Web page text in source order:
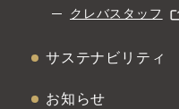
クレバスタッフ
サステナビリティ
お知らせ